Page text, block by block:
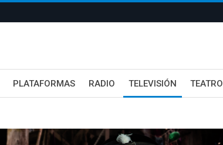
PLATAFORMAS RADIO TELEVISIÓN TEATRO